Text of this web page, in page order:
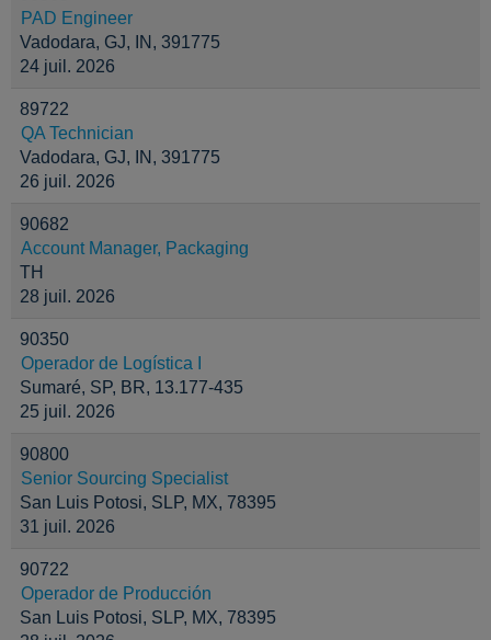
PAD Engineer
Vadodara, GJ, IN, 391775
24 juil. 2026
89722
QA Technician
Vadodara, GJ, IN, 391775
26 juil. 2026
90682
Account Manager, Packaging
TH
28 juil. 2026
90350
Operador de Logística I
Sumaré, SP, BR, 13.177-435
25 juil. 2026
90800
Senior Sourcing Specialist
San Luis Potosi, SLP, MX, 78395
31 juil. 2026
90722
Operador de Producción
San Luis Potosi, SLP, MX, 78395